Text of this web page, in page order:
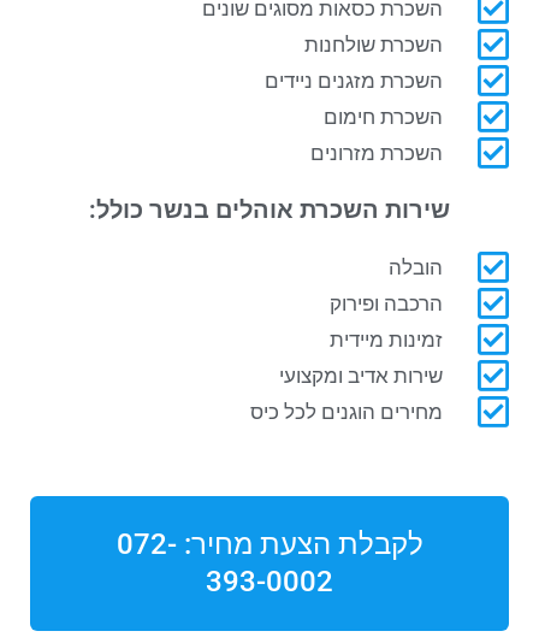
השכרת כסאות מסוגים שונים
השכרת שולחנות
השכרת מזגנים ניידים
השכרת חימום
השכרת מזרונים
שירות השכרת אוהלים בנשר כולל:
הובלה
הרכבה ופירוק
זמינות מיידית
שירות אדיב ומקצועי
מחירים הוגנים לכל כיס
לקבלת הצעת מחיר: 072-
393-0002